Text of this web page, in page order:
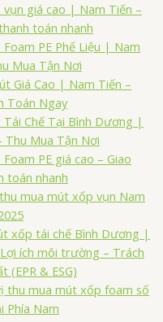
giá cao | Nam Tiến –
toán nhanh
PE Phế Liệu | Nam
Mua Tận Nơi
Giá Cao | Nam Tiến –
Toán Ngay
Chế Tại Bình Dương |
Thu Mua Tận Nơi
PE giá cao – Giao
toán nhanh
mua mút xốp vụn Nam
xốp tái chế Bình Dương |
ích môi trường – Trách
(EPR & ESG)
thu mua mút xốp foam số
Phía Nam